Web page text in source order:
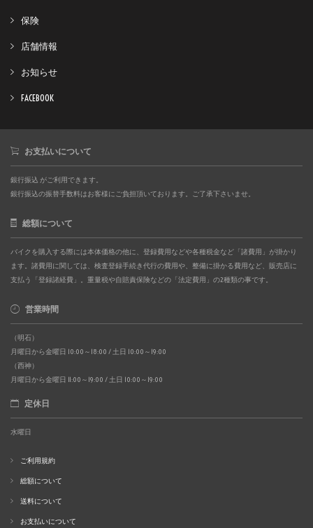
保険
店舗情報
お知らせ
FACEBOOK
お支払いについて
銀行振込 がご利用できます。
銀行振込の振替手数料はお客様にご負担頂いております。ご了承下さいませ。
総額について
バイクを購入する際には本体価格の他に、登録費用などや各種税金など「諸費用」が掛かり
ます。諸費用に関しては、検査登録手続き代行の費用や、整備に掛かる費用など、販売店に
支払う「登録諸経費」。重量税や自賠責保険などの「法定費用」の2種類の事です。
営業時間
（明石）
月曜日から金曜日 10:00～18:00 / 土日 10:00～19:00
（西神）
月曜日から金曜日 11:00～19:00 / 土日 10:00～19:00
定休日
水曜日
ご利用規約
総額について
送料について
お支払いについて